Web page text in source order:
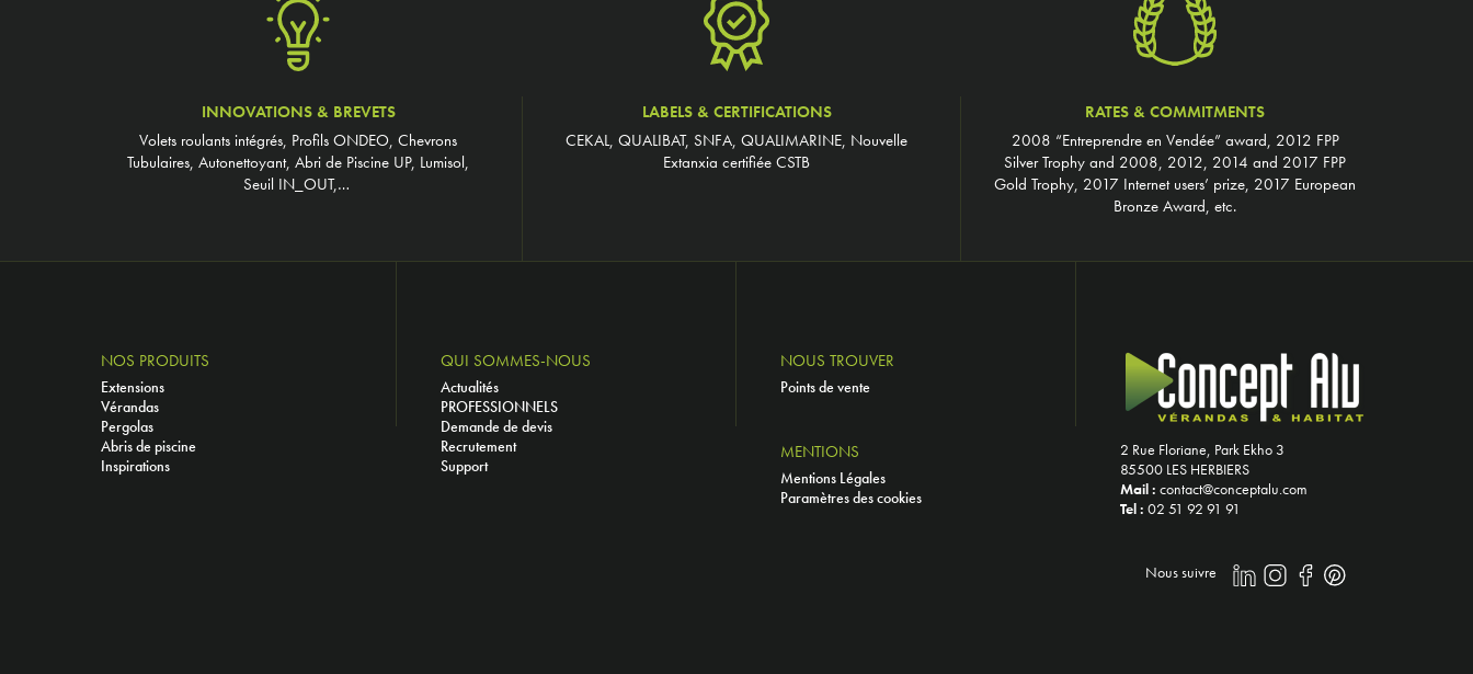
INNOVATIONS & BREVETS
Volets roulants intégrés, Profils ONDEO, Chevrons
Tubulaires, Autonettoyant, Abri de Piscine UP, Lumisol,
Seuil IN_OUT,…
LABELS & CERTIFICATIONS
CEKAL, QUALIBAT, SNFA, QUALIMARINE, Nouvelle
Extanxia certifiée CSTB
RATES & COMMITMENTS
2008 “Entreprendre en Vendée” award, 2012 FPP
Silver Trophy and 2008, 2012, 2014 and 2017 FPP
Gold Trophy, 2017 Internet users’ prize, 2017 European
Bronze Award, etc.
NOS PRODUITS
Extensions
Vérandas
Pergolas
Abris de piscine
Inspirations
QUI SOMMES-NOUS
Actualités
PROFESSIONNELS
Demande de devis
Recrutement
Support
NOUS TROUVER
Points de vente
MENTIONS
Mentions Légales
Paramètres des cookies
2 Rue Floriane, Park Ekho 3
85500 LES HERBIERS
Mail : contact@conceptalu.com
Tel : 02 51 92 91 91
Nous suivre